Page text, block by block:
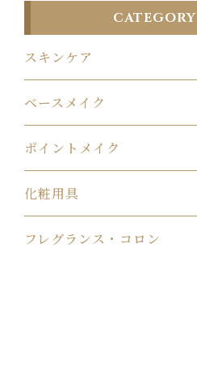
CATEGORY
スキンケア
ベースメイク
ポイントメイク
化粧用具
フレグランス・コロン